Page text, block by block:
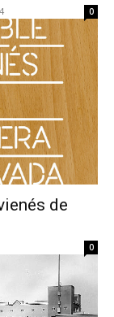
0
de
0